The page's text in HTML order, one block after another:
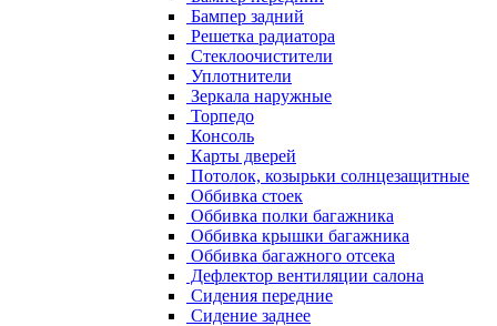
Бампер задний
Решетка радиатора
Стеклоочистители
Уплотнители
Зеркала наружные
Торпедо
Консоль
Карты дверей
Потолок, козырьки солнцезащитные
Оббивка стоек
Оббивка полки багажника
Оббивка крышки багажника
Оббивка багажного отсека
Дефлектор вентиляции салона
Сидения передние
Сидение заднее